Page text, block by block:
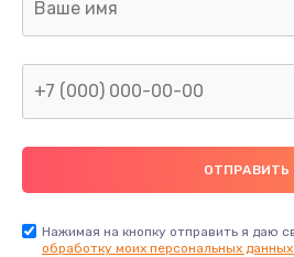
Ремонт
400 руб.
Заказать
Нажимая на кнопку отправить я даю
обработку моих персональных данных.